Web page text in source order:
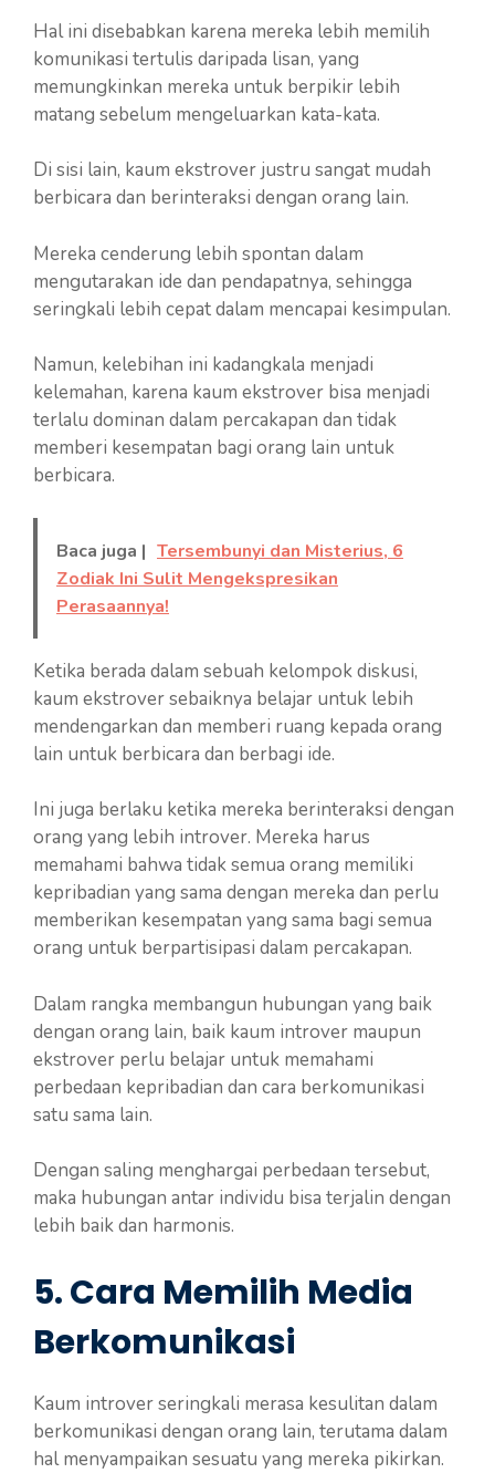
Hal ini disebabkan karena mereka lebih memilih
komunikasi tertulis daripada lisan, yang
memungkinkan mereka untuk berpikir lebih
matang sebelum mengeluarkan kata-kata.
Di sisi lain, kaum ekstrover justru sangat mudah
berbicara dan berinteraksi dengan orang lain.
Mereka cenderung lebih spontan dalam
mengutarakan ide dan pendapatnya, sehingga
seringkali lebih cepat dalam mencapai kesimpulan.
Namun, kelebihan ini kadangkala menjadi
kelemahan, karena kaum ekstrover bisa menjadi
terlalu dominan dalam percakapan dan tidak
memberi kesempatan bagi orang lain untuk
berbicara.
Baca juga | Tersembunyi dan Misterius, 6
Zodiak Ini Sulit Mengekspresikan
Perasaannya!
Ketika berada dalam sebuah kelompok diskusi,
kaum ekstrover sebaiknya belajar untuk lebih
mendengarkan dan memberi ruang kepada orang
lain untuk berbicara dan berbagi ide.
Ini juga berlaku ketika mereka berinteraksi dengan
orang yang lebih introver. Mereka harus
memahami bahwa tidak semua orang memiliki
kepribadian yang sama dengan mereka dan perlu
memberikan kesempatan yang sama bagi semua
orang untuk berpartisipasi dalam percakapan.
Dalam rangka membangun hubungan yang baik
dengan orang lain, baik kaum introver maupun
ekstrover perlu belajar untuk memahami
perbedaan kepribadian dan cara berkomunikasi
satu sama lain.
Dengan saling menghargai perbedaan tersebut,
maka hubungan antar individu bisa terjalin dengan
lebih baik dan harmonis.
5. Cara Memilih Media
Berkomunikasi
Kaum introver seringkali merasa kesulitan dalam
berkomunikasi dengan orang lain, terutama dalam
hal menyampaikan sesuatu yang mereka pikirkan.